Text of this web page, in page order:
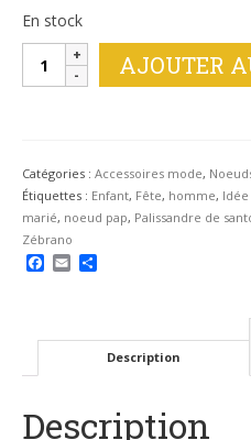
En stock
quantité
bois
Liberty
Wiltshire
rouge
AJOUTER
Catégories : Accessoires mode,
Étiquettes : Enfant, Fête, homme,
marié, noeud pap, Palissandre de
Zébrano
Facebook
Email
Description
Description